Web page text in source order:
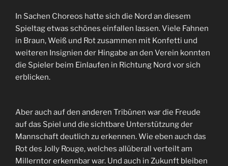
In Sachen Choreos hatte sich die Nord an diesem
Spieltag etwas schönes einfallen lassen. Viele Fahnen
in Braun, Weiß und Rot zusammen mit Konfetti und
weiteren Insignien der Hingabe an den Verein konnten
die Spieler beim Einlaufen in Richtung Nord vor sich
erblicken.
Aber auch auf den anderen Tribünen war die Freude
auf das Spiel und die sichtbare Unterstützung der
Mannschaft deutlich zu erkennen. Wie eben auch das
Rot des Jolly Rouge, welches allüberall verteilt am
Millerntor erkennbar war. Und auch in Zukunft bleiben